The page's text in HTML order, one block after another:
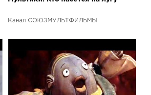
Канал СОЮЗМУЛЬТФИЛЬМЫ